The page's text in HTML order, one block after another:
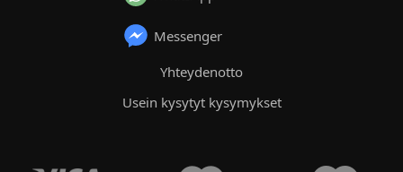
Messenger
Yhteydenotto
Usein kysytyt kysymykset